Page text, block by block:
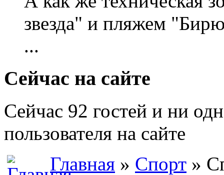
звезда" и пляжем
...
Сейчас на сайте
Сейчас 92 гостей и ни
пользователя на сайте
Главная » Спорт »